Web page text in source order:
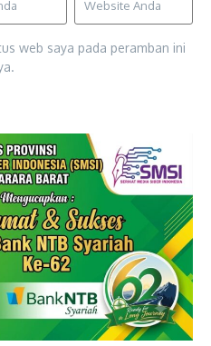
web saya pada peramban ini